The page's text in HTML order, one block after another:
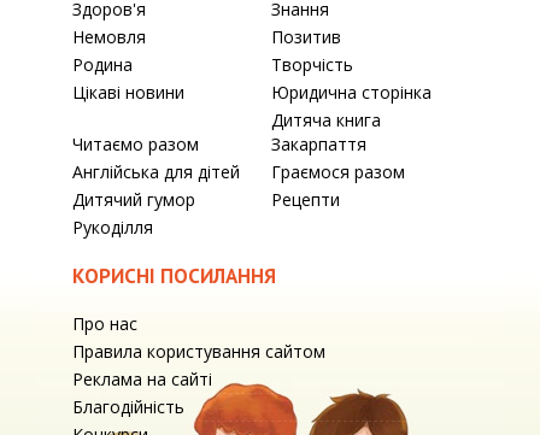
Здоров'я
Знання
Немовля
Позитив
Родина
Творчість
Цікаві новини
Юридична сторінка
Читаємо разом
Дитяча книга
Закарпаття
Англійська для дітей
Граємося разом
Дитячий гумор
Рецепти
Рукоділля
КОРИСНІ ПОСИЛАННЯ
Про нас
Правила користування сайтом
Реклама на сайті
Благодійність